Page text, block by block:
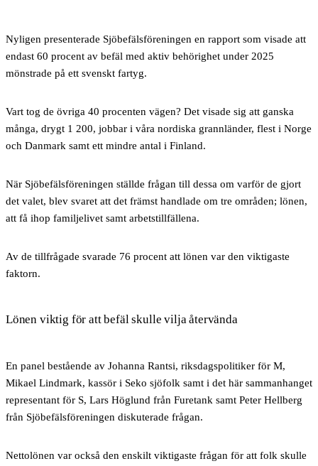
Nyligen presenterade Sjöbefälsföreningen en rapport som visade att
endast 60 procent av befäl med aktiv behörighet under 2025
mönstrade på ett svenskt fartyg.
Vart tog de övriga 40 procenten vägen? Det visade sig att ganska
många, drygt 1 200, jobbar i våra nordiska grannländer, flest i Norge
och Danmark samt ett mindre antal i Finland.
När Sjöbefälsföreningen ställde frågan till dessa om varför de gjort
det valet, blev svaret att det främst handlade om tre områden; lönen,
att få ihop familjelivet samt arbetstillfällena.
Av de tillfrågade svarade 76 procent att lönen var den viktigaste
faktorn.
Lönen viktig för att befäl skulle vilja återvända
En panel bestående av Johanna Rantsi, riksdagspolitiker för M,
Mikael Lindmark, kassör i Seko sjöfolk samt i det här sammanhanget
representant för S, Lars Höglund från Furetank samt Peter Hellberg
från Sjöbefälsföreningen diskuterade frågan.
Nettolönen var också den enskilt viktigaste frågan för att folk skulle